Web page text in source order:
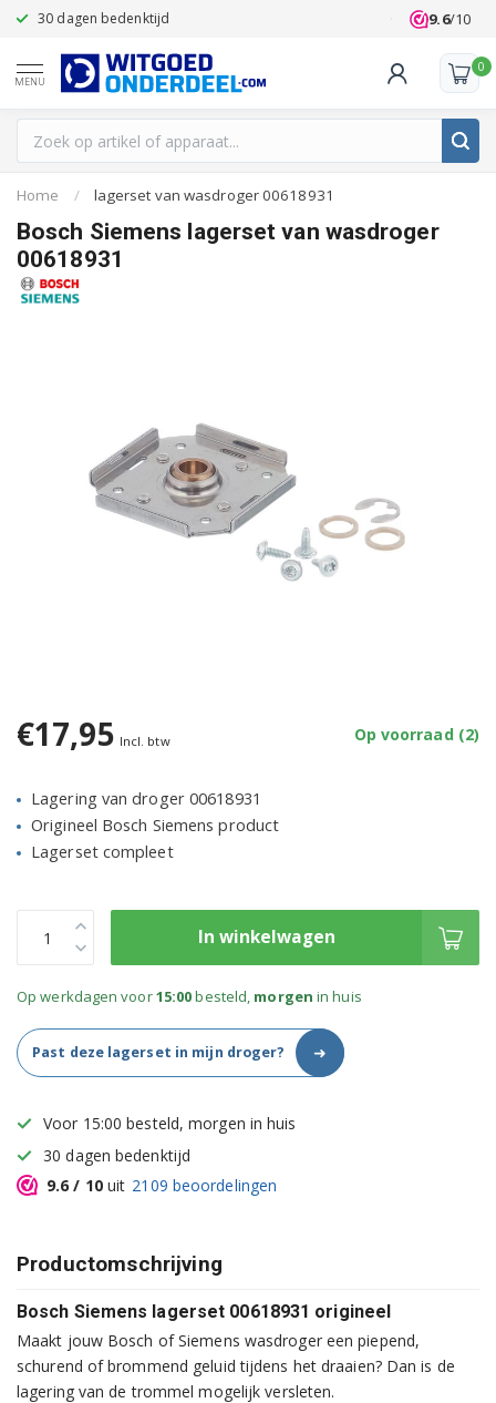
30 dagen bedenktijd Klanten
9.6/10
MENU
0
Home / lagerset van wasdroger 00618931
Bosch Siemens lagerset van wasdroger
00618931
€17,95 Incl. btw Op voorraad (2)
Lagering van droger 00618931
Origineel Bosch Siemens product
Lagerset compleet
In winkelwagen
Op werkdagen voor15:00besteld, morgen in huis
Past deze lagerset in mijn droger? ➜
Voor 15:00 besteld, morgen in huis
30 dagen bedenktijd
9.6 / 10uit 2109 beoordelingen
Productomschrijving
Bosch Siemens lagerset 00618931 origineel
Maakt jouw Bosch of Siemens wasdroger een piepend,
schurend of brommend geluid tijdens het draaien? Dan is de
lagering van de trommel mogelijk versleten.